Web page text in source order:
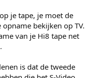
je tape, je moet de
bekijken op TV.
van je Hi8 tape net
is dat de tweede